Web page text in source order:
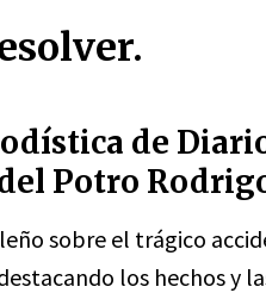
de
Potro
sobre el trágico
los hechos y